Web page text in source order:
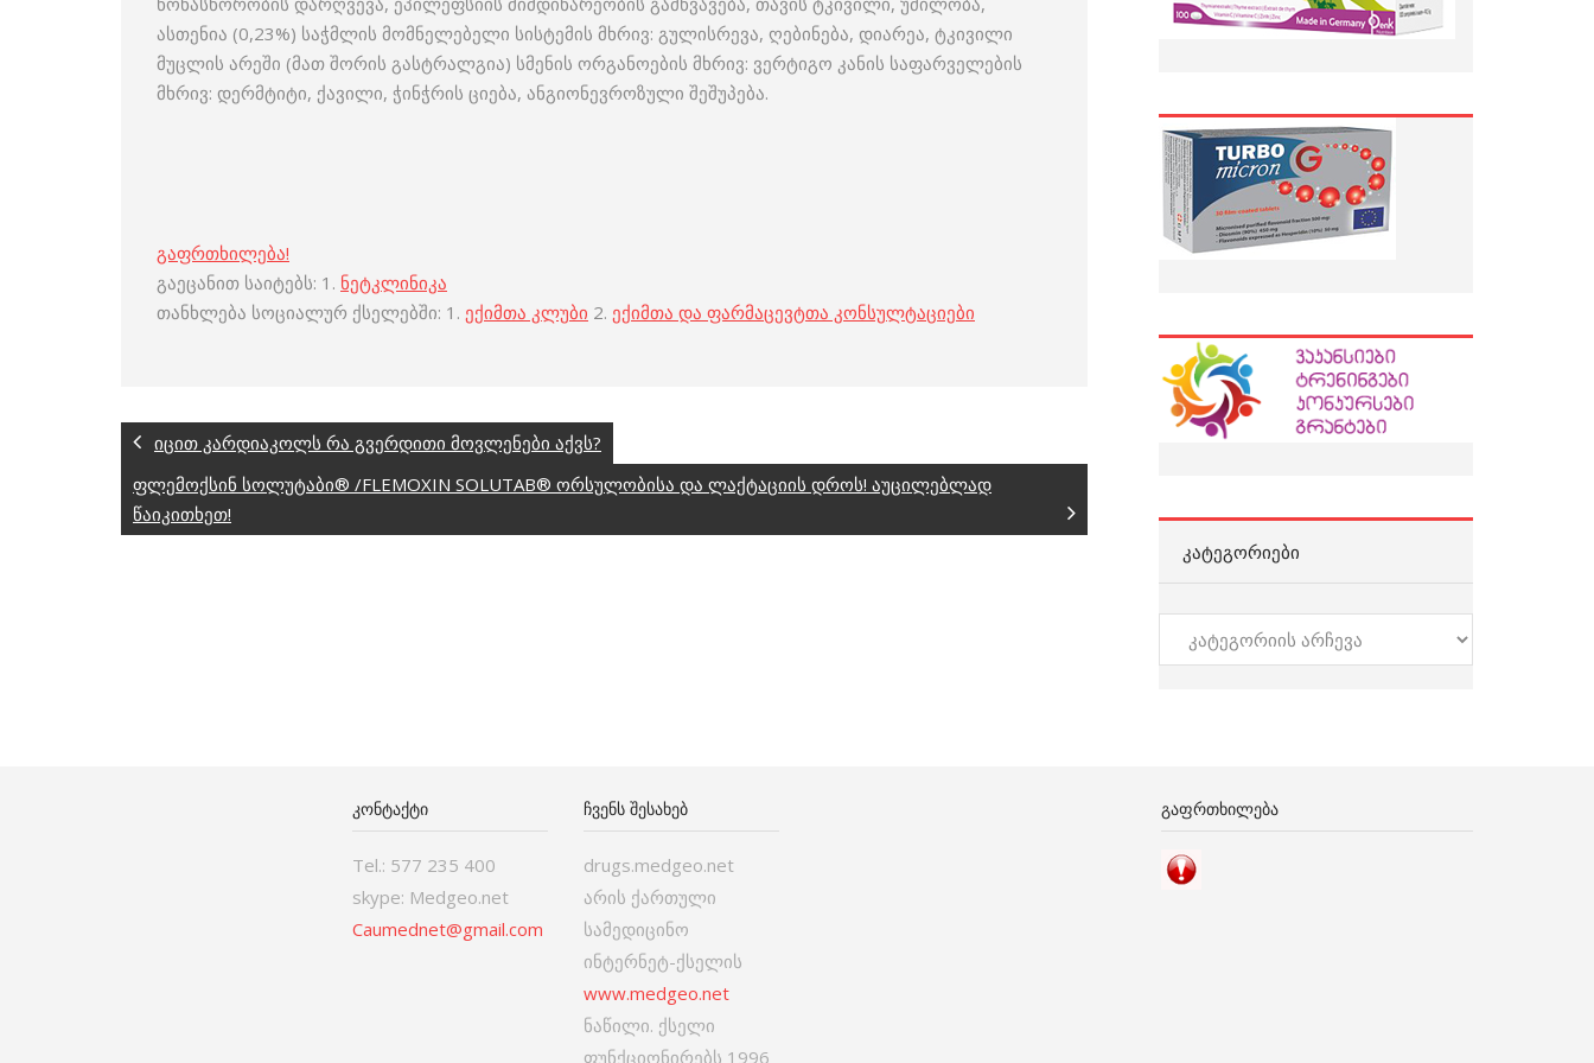
ასთენია (0,23%) საჭმლის მომნელებელი სისტემის მხრივ: გულისრევა, ღებინება, დიარეა, ტკივილი
მუცლის არეში (მათ შორის გასტრალგია) სმენის ორგანოების მხრივ: ვერტიგო კანის საფარველების
მხრივ: დერმტიტი, ქავილი, ჭინჭრის ციება, ანგიონევროზული შეშუპება.
გაფრთხილება!
გაეცანით საიტებს: 1. ნეტკლინიკა
თანხლება სოციალურ ქსელებში: 1. ექიმთა კლუბი 2. ექიმთა და ფარმაცევტთა კონსულტაციები
იცით კარდიაკოლს რა გვერდითი მოვლენები აქვს?
ფლემოქსინ სოლუტაბი® /FLEMOXIN SOLUTAB® ორსულობისა და ლაქტაციის დროს! აუცილებლად
წაიკითხეთ!
ᲙᲐᲢᲔᲒᲝᲠᲘᲔᲑᲘ
კატეგორიები
ᲙᲝᲜᲢᲐᲥᲢᲘ
Tel.: 577 235 400
skype: Medgeo.net
Caumednet@gmail.com
ᲩᲕᲔᲜᲡ ᲨᲔᲡᲐᲮᲔᲑ
drugs.medgeo.net
არის ქართული
სამედიცინო
ინტერნეტ-ქსელის
www.medgeo.net
ნაწილი. ქსელი
ფუნქციონირებს 1996
ᲒᲐᲤᲠᲗᲮᲘᲚᲔᲑᲐ